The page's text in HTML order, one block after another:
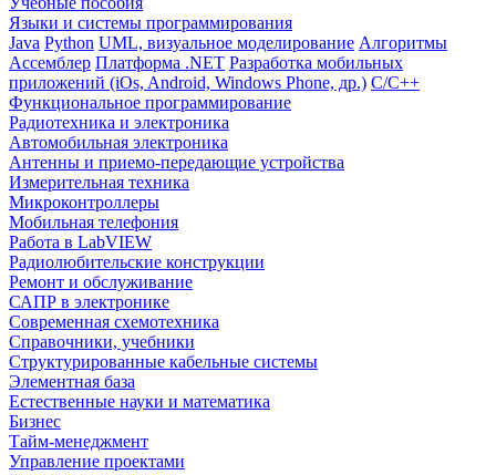
Языки и системы программирования
Java Python UML, визуальное моделирование Алгоритмы
Ассемблер Платформа .NET Разработка мобильных
приложений (iOs, Android, Windows Phone, др.) С/С++
Функциональное программирование
Радиотехника и электроника
Автомобильная электроника
Антенны и приемо-передающие устройства
Измерительная техника
Микроконтроллеры
Мобильная телефония
Работа в LabVIEW
Радиолюбительские конструкции
Ремонт и обслуживание
САПР в электронике
Современная схемотехника
Справочники, учебники
Структурированные кабельные системы
Элементная база
Естественные науки и математика
Бизнес
Тайм-менеджмент
Управление проектами